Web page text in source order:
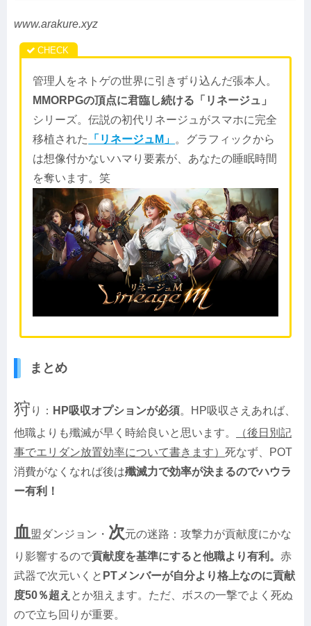
www.arakure.xyz
管理人をネトゲの世界に引きずり込んだ張本人。
MMORPGの頂点に君臨し続ける「リネージュ」
シリーズ。伝説の初代リネージュがスマホに完全
移植された
「リネージュM」 。グラフィックから
は想像付かないハマり要素が、あなたの睡眠時間
を奪います。笑
まとめ
狩 り： HP吸収オプションが必須。HP吸収さえあれば、
他職よりも殲滅が早く時給良いと思います。
（後日別記
事でエリダン放置効率について書きます） 死なず、POT
消費がなくなれば後は殲滅力で効率が決まるのでハウラ
ー有利！
血 盟ダンジョン・ 次元の迷路：攻撃力が貢献度にかな
り影響するので貢献度を基準にすると他職より有利。 赤
武器で次元いくと PTメンバーが自分より格上なのに貢献
度50％超え とか狙えます。ただ、ボスの一撃でよく死ぬ
ので立ち回りが重要。